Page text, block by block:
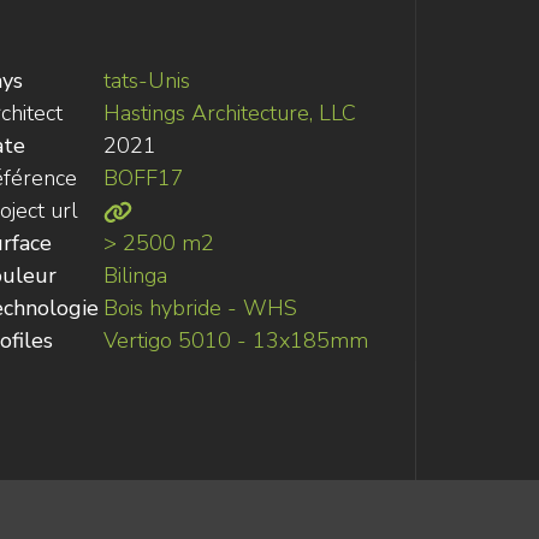
tats-Unis
Hastings Architecture, LLC
2021
BOFF17
url
> 2500 m2
Bilinga
Bois hybride - WHS
Vertigo 5010 - 13x185mm